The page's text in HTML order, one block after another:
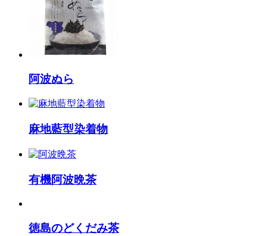
阿波ぬら
麻地藍型染着物
有機阿波晩茶
徳島のどくだみ茶